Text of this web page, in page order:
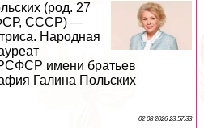
(род. 27
СССР) —
Народная
имени братьев
Галина Польских
02 08 2026 23:57:33